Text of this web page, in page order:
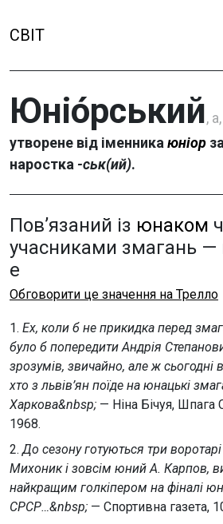
СВІТ
Юніо́рський,
утворене від іменника юніор
наростка -ськ(ий).
Пов’язаний із юнаком
учасниками змагань —
е
Обговорити це значення на Трелло
1. Ех, коли б не прикидка перед
було б попередити Андрія
зрозумів, звичайно, але ж сьогодні
хто з львів’ян поїде на юнацькі
Харкова&nbsp; — Ніна Бічуя, Шпага
1968.
2.До сезону готуються три
Михоник і зовсім юний А. Карпов,
найкращим голкіпером на фіналі
СРСР…&nbsp; — Спортивна газета,